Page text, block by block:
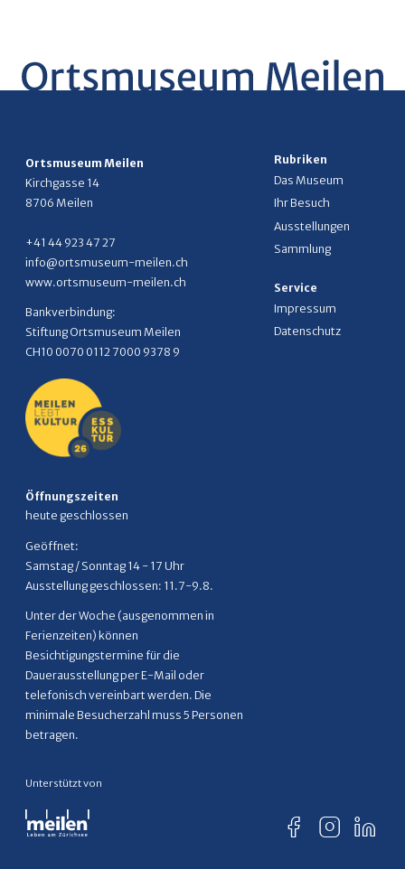
Ortsmuseum Meilen
Kirchgasse 14
8706 Meilen
+41 44 923 47 27
info@ortsmuseum-meilen.ch
www.ortsmuseum-meilen.ch
Bankverbindung:
Stiftung Ortsmuseum Meilen
CH10 0070 0112 7000 9378 9
Öffnungszeiten
heute geschlossen
Geöffnet:
Samstag / Sonntag 14 - 17 Uhr
Ausstellung geschlossen: 11.7-9.8.
Unter der Woche (ausgenommen in
Ferienzeiten) können
Besichtigungstermine für die
Dauerausstellung per E-Mail oder
telefonisch vereinbart werden. Die
minimale Besucherzahl muss 5 Personen
betragen.
Rubriken
Das Museum
Ihr Besuch
Ausstellungen
Sammlung
Service
Impressum
Datenschutz
Unterstützt von